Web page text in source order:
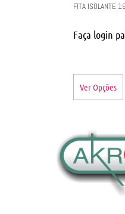
FITA ISOLANTE
Faça login
Ver Opções